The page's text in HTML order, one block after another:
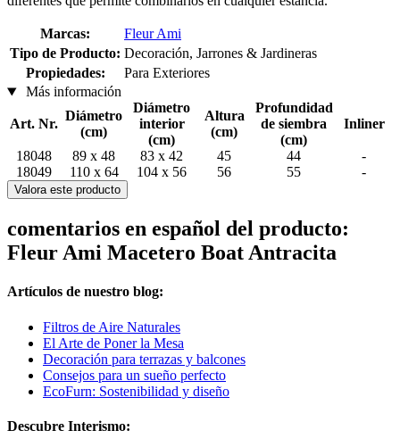
Marcas:
Fleur Ami
Tipo de Producto: Decoración, Jarrones & Jardineras
Propiedades:
Para Exteriores
Más información
Art. Nr.
Diámetro
(cm)
Diámetro
interior
(cm)
Altura
(cm)
Profundidad
de siembra
(cm)
Inliner
18048 89 x 48 83 x 42 45 44
-
18049
110 x 64 104 x 56 56 55 -
Valora este producto
comentarios en español del producto:
Fleur Ami Macetero Boat Antracita
Artículos de nuestro blog:
Filtros de Aire Naturales
El Arte de Poner la Mesa
Decoración para terrazas y balcones
Consejos para un sueño perfecto
EcoFurn: Sostenibilidad y diseño
Descubre Interismo: